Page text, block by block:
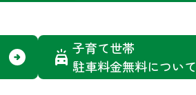
子育て世帯
駐車料金無料について